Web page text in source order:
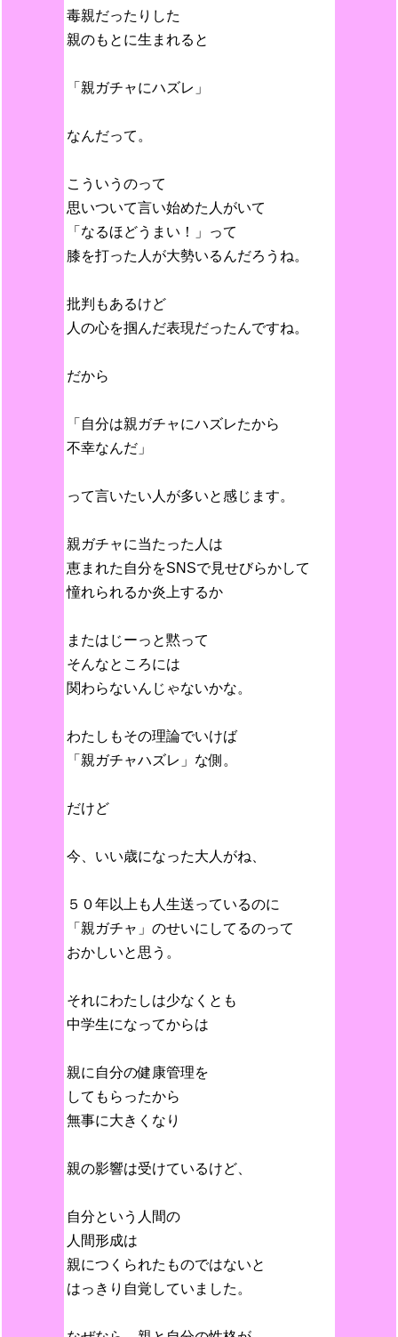
毒親だったりした
親のもとに生まれると
「親ガチャにハズレ」
なんだって。
こういうのって
思いついて言い始めた人がいて
「なるほどうまい！」って
膝を打った人が大勢いるんだろうね。
批判もあるけど
人の心を掴んだ表現だったんですね。
だから
「自分は親ガチャにハズレたから
不幸なんだ」
って言いたい人が多いと感じます。
親ガチャに当たった人は
恵まれた自分をSNSで見せびらかして
憧れられるか炎上するか
またはじーっと黙って
そんなところには
関わらないんじゃないかな。
わたしもその理論でいけば
「親ガチャハズレ」な側。
だけど
今、いい歳になった大人がね、
５０年以上も人生送っているのに
「親ガチャ」のせいにしてるのって
おかしいと思う。
それにわたしは少なくとも
中学生になってからは
親に自分の健康管理を
してもらったから
無事に大きくなり
親の影響は受けているけど、
自分という人間の
人間形成は
親につくられたものではないと
はっきり自覚していました。